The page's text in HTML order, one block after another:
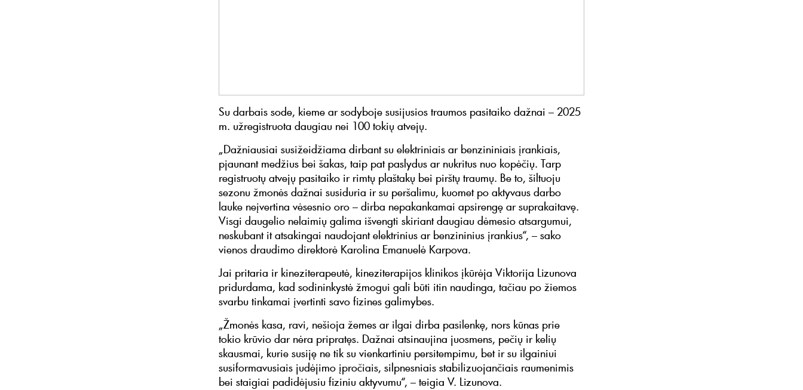
Su darbais sode, kieme ar sodyboje susijusios traumos pasitaiko dažnai – 2025
m. užregistruota daugiau nei 100 tokių atvejų.
„Dažniausiai susižeidžiama dirbant su elektriniais ar benzininiais įrankiais,
pjaunant medžius bei šakas, taip pat paslydus ar nukritus nuo kopėčių. Tarp
registruotų atvejų pasitaiko ir rimtų plaštakų bei pirštų traumų. Be to, šiltuoju
sezonu žmonės dažnai susiduria ir su peršalimu, kuomet po aktyvaus darbo
lauke neįvertina vėsesnio oro – dirba nepakankamai apsirengę ar suprakaitavę.
Visgi daugelio nelaimių galima išvengti skiriant daugiau dėmesio atsargumui,
neskubant it atsakingai naudojant elektrinius ar benzininius įrankius“, – sako
vienos draudimo direktorė Karolina Emanuelė Karpova.
Jai pritaria ir kineziterapeutė, kineziterapijos klinikos įkūrėja Viktorija Lizunova
pridurdama, kad sodininkystė žmogui gali būti itin naudinga, tačiau po žiemos
svarbu tinkamai įvertinti savo fizines galimybes.
„Žmonės kasa, ravi, nešioja žemes ar ilgai dirba pasilenkę, nors kūnas prie
tokio krūvio dar nėra pripratęs. Dažnai atsinaujina juosmens, pečių ir kelių
skausmai, kurie susiję ne tik su vienkartiniu persitempimu, bet ir su ilgainiui
susiformavusiais judėjimo įpročiais, silpnesniais stabilizuojančiais raumenimis
bei staigiai padidėjusiu fiziniu aktyvumu“, – teigia V. Lizunova.